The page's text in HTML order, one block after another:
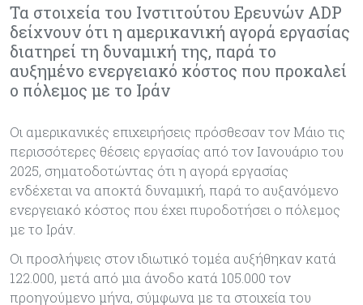
Τα στοιχεία του Ινστιτούτου Ερευνών ADP
δείχνουν ότι η αμερικανική αγορά εργασίας
διατηρεί τη δυναμική της, παρά το
αυξημένο ενεργειακό κόστος που προκαλεί
ο πόλεμος με το Ιράν
Οι αμερικανικές επιχειρήσεις πρόσθεσαν τον Μάιο τις
περισσότερες θέσεις εργασίας από τον Ιανουάριο του
2025, σηματοδοτώντας ότι η αγορά εργασίας
ενδέχεται να αποκτά δυναμική, παρά το αυξανόμενο
ενεργειακό κόστος που έχει πυροδοτήσει ο πόλεμος
με το Ιράν.
Οι προσλήψεις στον ιδιωτικό τομέα αυξήθηκαν κατά
122.000, μετά από μια άνοδο κατά 105.000 τον
προηγούμενο μήνα, σύμφωνα με τα στοιχεία του